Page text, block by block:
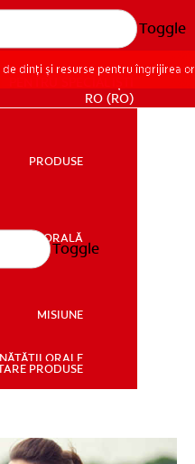
Toggle
SĂNĂTATE ORALĂ
SELECTARE PRODUSE
PENTRU SPECIALIȘTI
RO (RO)
PRODUSE
ORALĂ
MISIUNE
ORALE
PRODUSE
Toggle
dinți și resurse pentru îngrijirea